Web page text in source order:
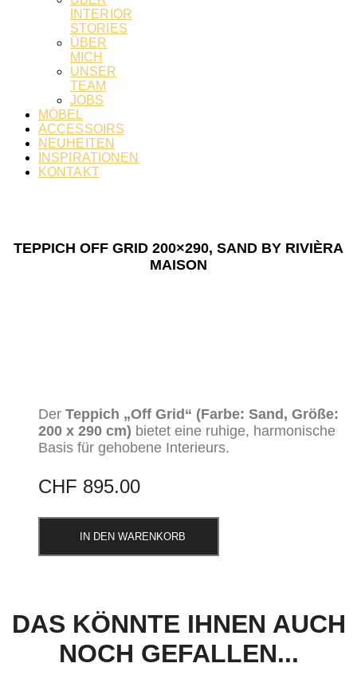
INTERIOR
STORIES
ÜBER
MICH
UNSER
TEAM
JOBS
MÖBEL
ACCESSOIRS
NEUHEITEN
INSPIRATIONEN
KONTAKT
TEPPICH OFF GRID 200×290, SAND BY RIVIÈRA
MAISON
Der Teppich „Off Grid“ (Farbe: Sand, Größe:
200 x 290 cm) bietet eine ruhige, harmonische
Basis für gehobene Interieurs.
CHF 895.00
IN DEN WARENKORB
DAS KÖNNTE IHNEN AUCH
NOCH GEFALLEN...